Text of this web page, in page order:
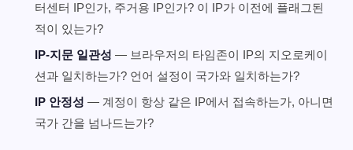
터센터 IP인가, 주거용 IP인가? 이 IP가 이전에 플래그된
적이 있는가?
IP-지문 일관성 — 브라우저의 타임존이 IP의 지오로케이
션과 일치하는가? 언어 설정이 국가와 일치하는가?
IP 안정성 — 계정이 항상 같은 IP에서 접속하는가, 아니면
국가 간을 넘나드는가?